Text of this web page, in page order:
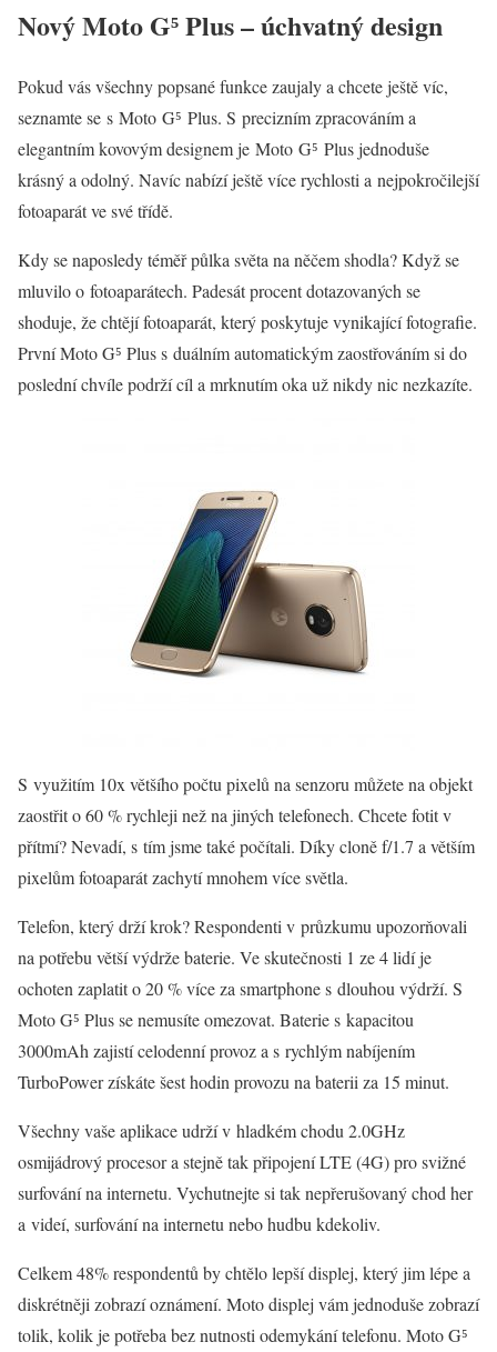
Nový Moto G⁵Plus – úchvatný design
Pokud vás všechny popsané funkce zaujaly a chcete ještě víc,
seznamte se s Moto G⁵ Plus. S precizním zpracováním a
elegantním kovovým designem je Moto G⁵ Plus jednoduše
krásný a odolný. Navíc nabízí ještě více rychlosti a nejpokročilejší
fotoaparát ve své třídě.
Kdy se naposledy téměř půlka světa na něčem shodla? Když se
mluvilo o fotoaparátech. Padesát procent dotazovaných se
shoduje, že chtějí fotoaparát, který poskytuje vynikající fotografie.
První Moto G⁵ Plus s duálním automatickým zaostřováním si do
poslední chvíle podrží cíl a mrknutím oka už nikdy nic nezkazíte.
S využitím 10x většího počtu pixelů na senzoru můžete na objekt
zaostřit o 60 % rychleji než na jiných telefonech. Chcete fotit v
přítmí? Nevadí, s tím jsme také počítali. Díky cloně f/1.7 a větším
pixelům fotoaparát zachytí mnohem více světla.
Telefon, který drží krok? Respondenti v průzkumu upozorňovali
na potřebu větší výdrže baterie. Ve skutečnosti 1 ze 4 lidí je
ochoten zaplatit o 20 % více za smartphone s dlouhou výdrží. S
Moto G⁵ Plus se nemusíte omezovat. Baterie s kapacitou
3000mAh zajistí celodenní provoz a s rychlým nabíjením
TurboPower získáte šest hodin provozu na baterii za 15 minut.
Všechny vaše aplikace udrží v hladkém chodu 2.0GHz
osmijádrový procesor a stejně tak připojení LTE (4G) pro svižné
surfování na internetu. Vychutnejte si tak nepřerušovaný chod her
a videí, surfování na internetu nebo hudbu kdekoliv.
Celkem 48% respondentů by chtělo lepší displej, který jim lépe a
diskrétněji zobrazí oznámení. Moto displej vám jednoduše zobrazí
tolik, kolik je potřeba bez nutnosti odemykání telefonu. Moto G⁵